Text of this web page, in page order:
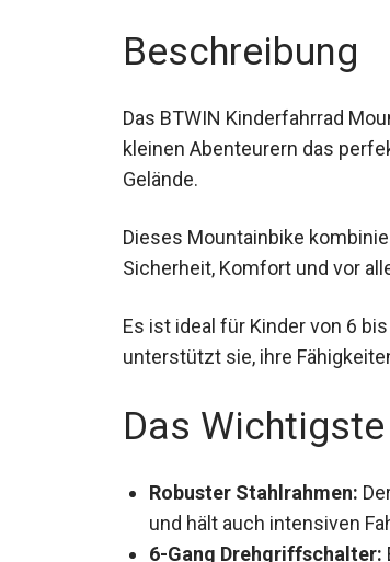
Beschreibung
Das BTWIN Kinderfahrrad
kleinen Abenteurern das
Gelände.
Dieses Mountainbike
Sicherheit, Komfort und vor
Es ist ideal für Kinder von 6
unterstützt sie, ihre
Das
Robuster Stahlrahmen:
Stabilität und hält auch
6-Gang Drehgriffschalter: